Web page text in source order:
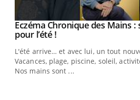
Youtube
Eczéma Chronique des Mains :
pour l’été !Youtube
L'été arrive… et avec lui, un tout
Vacances, plage, piscine, soleil,
Nos mains sont ...